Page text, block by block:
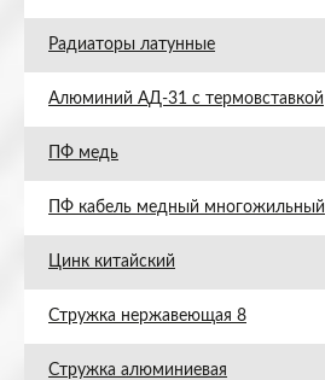
Радиаторы латунные
Алюминий АД-31 с термовставкой
ПФ медь
ПФ кабель медный многожильный
Цинк китайский
Стружка нержавеющая 8
Стружка алюминиевая